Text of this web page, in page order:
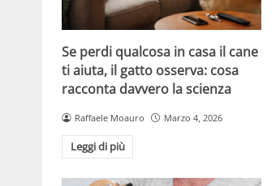
Se perdi qualcosa in casa il cane
ti aiuta, il gatto osserva: cosa
racconta davvero la scienza
Raffaele Moauro Marzo 4, 2026
Leggi di più